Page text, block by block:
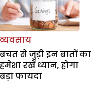
व्यवसाय
बचत से जुड़ी इन बातों का
हमेशा रखें ध्यान, होगा
बड़ा फायदा